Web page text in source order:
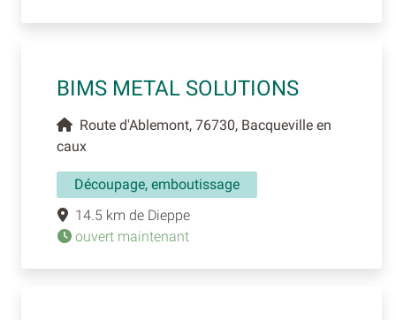
BIMS METAL SOLUTIONS
Route d'Ablemont, 76730, Bacqueville en
caux
Découpage, emboutissage
14.5 km de Dieppe
ouvert maintenant